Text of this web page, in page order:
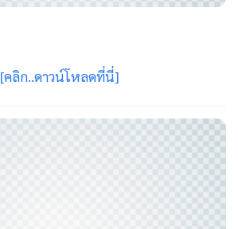
[คลิก..ดาวน์โหลดที่นี่]